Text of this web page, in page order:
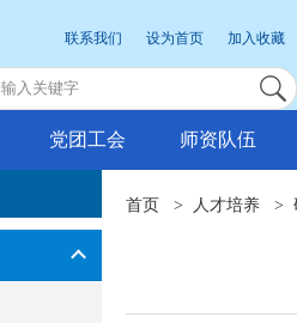
联系我们 设为首页 加入收藏
党团工会 师资队伍
首页 > 人才培养 >